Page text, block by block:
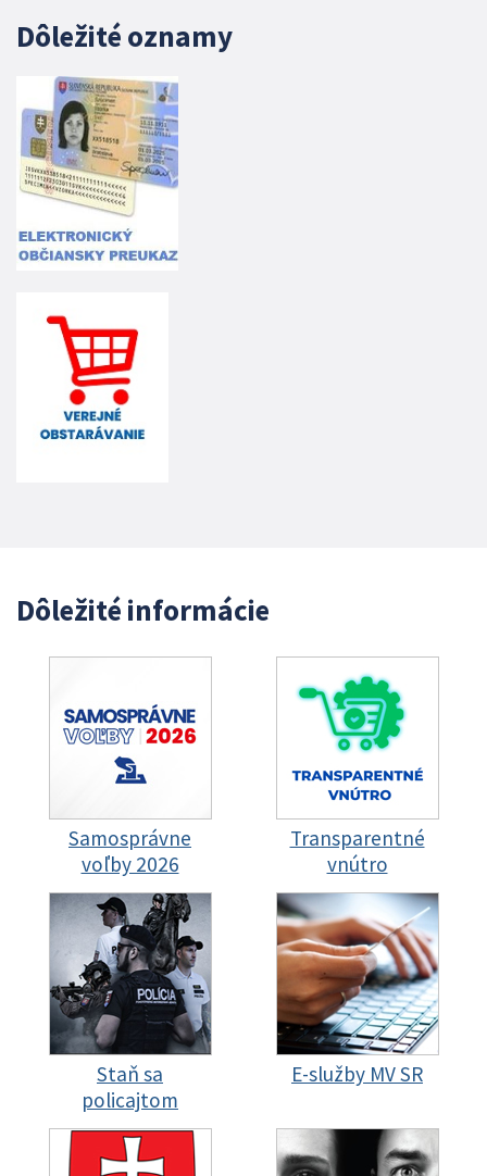
Dôležité oznamy
Dôležité informácie
Samosprávne
voľby 2026
Transparentné
vnútro
Staň sa
policajtom
E-služby MV SR